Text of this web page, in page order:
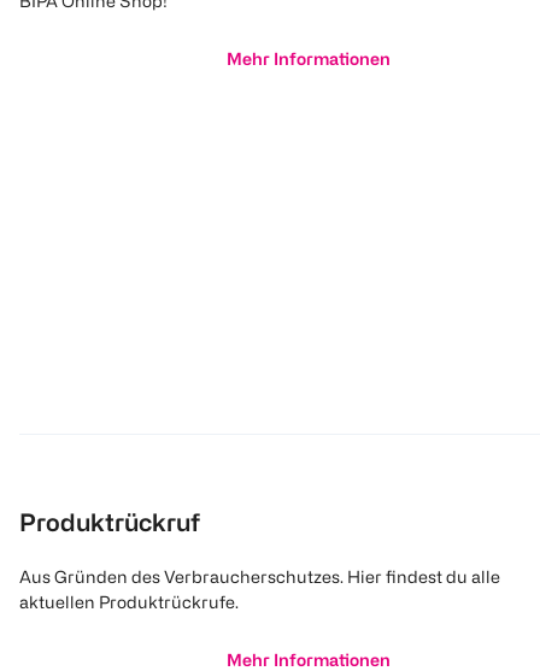
Mehr Informationen
Produktrückruf
Aus Gründen des Verbraucherschutzes. Hier findest du alle
aktuellen Produktrückrufe.
Mehr Informationen